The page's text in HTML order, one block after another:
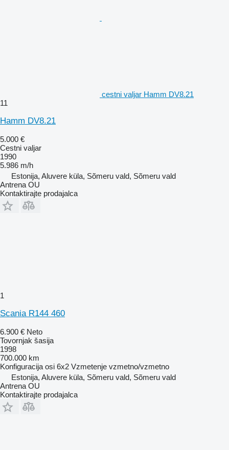
cestni valjar Hamm DV8.21
11
Hamm DV8.21
5.000 €
Cestni valjar
1990
5.986 m/h
Estonija, Aluvere küla, Sõmeru vald, Sõmeru vald
Antrena OU
Kontaktirajte prodajalca
1
Scania R144 460
6.900 € Neto
Tovornjak šasija
1998
700.000 km
Konfiguracija osi 6x2 Vzmetenje vzmetno/vzmetno
Estonija, Aluvere küla, Sõmeru vald, Sõmeru vald
Antrena OU
Kontaktirajte prodajalca